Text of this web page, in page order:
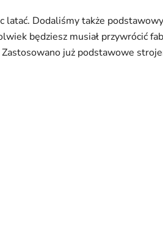
latać. Dodaliśmy także
będziesz musiał przywrócić
już podstawowe